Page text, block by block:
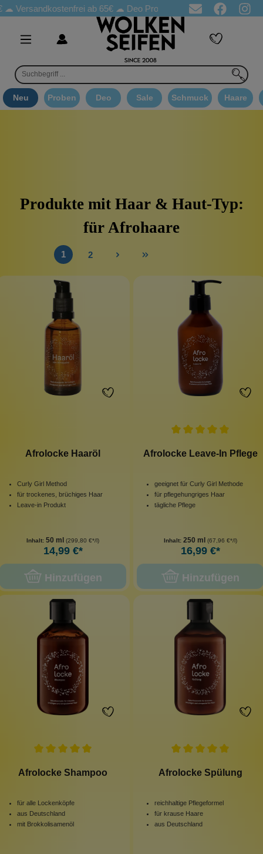
ab 65€ ☁ Deo Proben in jeder Bestellung ☁
Neu Proben Deo Sale Schmuck Haare
Produkte mit Haar & Haut-Typ:
für Afrohaare
1 2
Afrolocke Haaröl
Curly Girl Method
für trockenes, brüchiges Haar
Leave-in Produkt
Inhalt: 50 ml (299,80 €*/l)
14,99 €*
Hinzufügen
Afrolocke Leave-In Pflege
geeignet für Curly Girl Methode
für pflegehungriges Haar
tägliche Pflege
Inhalt: 250 ml (67,96 €*/l)
16,99 €*
Hinzufügen
Afrolocke Shampoo
für alle Lockenköpfe
aus Deutschland
mit Brokkolisamenöl
Afrolocke Spülung
reichhaltige Pflegeformel
für krause Haare
aus Deutschland